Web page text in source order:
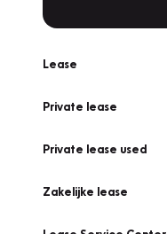
Lease
Private lease
Private lease used
Zakelijke lease